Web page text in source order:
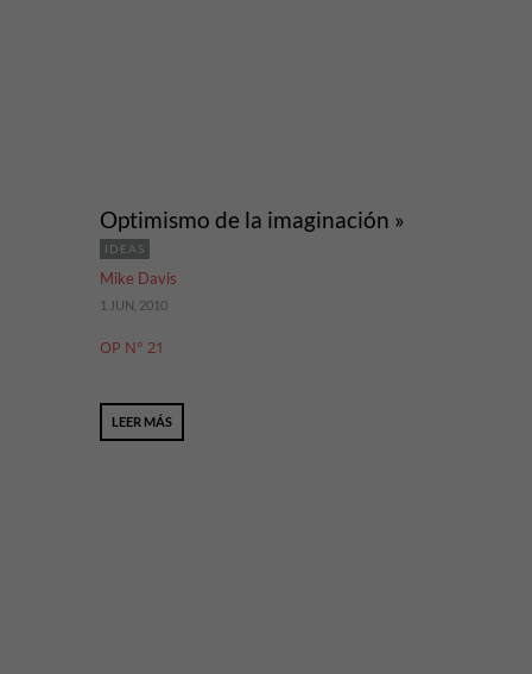
Optimismo de la imaginación »
IDEAS
Mike Davis
1 JUN, 2010
OP N° 21
LEER MÁS